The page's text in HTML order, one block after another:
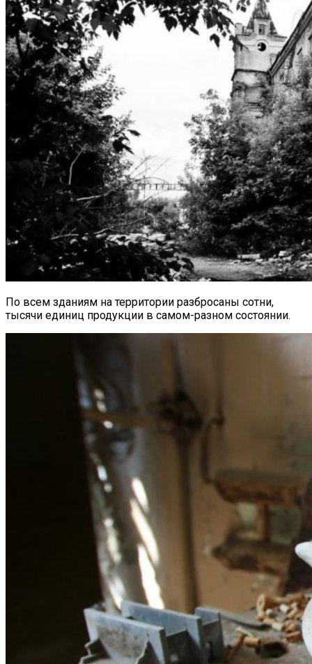
По всем зданиям на территории разбросаны сотни,
тысячи единиц продукции в самом-разном состоянии.